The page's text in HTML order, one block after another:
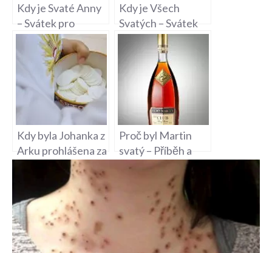
Kdy je Svaté Anny
– Svátek pro
všechny Anny a
Anniky
Kdy je Všech
Svatých – Svátek
památky všech
svatých
Kdy byla Johanka z
Arku prohlášena za
Kanonizace
Francouzské
Hrdinky
Proč byl Martin
svatý – Příběh a
Svatý Martin